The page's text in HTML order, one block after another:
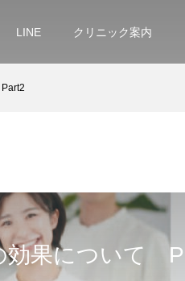
LINE クリニック案内
効果について